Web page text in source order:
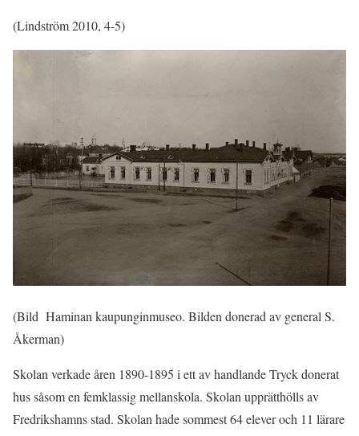
(Lindström 2010, 4-5)
(Bild Haminan kaupunginmuseo. Bilden donerad av general S.
Åkerman)
Skolan verkade åren 1890-1895 i ett av handlande Tryck donerat
hus såsom en femklassig mellanskola. Skolan upprätthölls av
Fredrikshamns stad. Skolan hade sommest 64 elever och 11 lärare